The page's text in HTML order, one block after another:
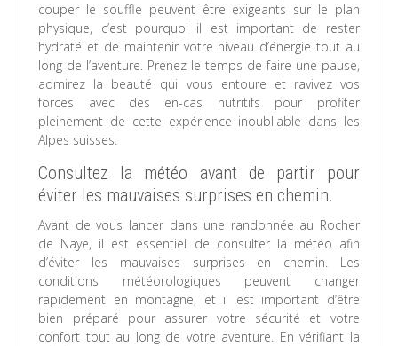
couper le souffle peuvent être exigeants sur le plan
physique, c’est pourquoi il est important de rester
hydraté et de maintenir votre niveau d’énergie tout au
long de l’aventure. Prenez le temps de faire une pause,
admirez la beauté qui vous entoure et ravivez vos
forces avec des en-cas nutritifs pour profiter
pleinement de cette expérience inoubliable dans les
Alpes suisses.
Consultez la météo avant de partir pour
éviter les mauvaises surprises en chemin.
Avant de vous lancer dans une randonnée au Rocher
de Naye, il est essentiel de consulter la météo afin
d’éviter les mauvaises surprises en chemin. Les
conditions météorologiques peuvent changer
rapidement en montagne, et il est important d’être
bien préparé pour assurer votre sécurité et votre
confort tout au long de votre aventure. En vérifiant la